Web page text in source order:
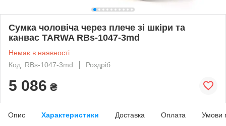
Сумка чоловіча через плече зі шкіри та
канвас TARWA RBs-1047-3md
Немає в наявності
Код: RBs-1047-3md
Роздріб
5 086 ₴
Опис Характеристики Доставка Оплата Умови